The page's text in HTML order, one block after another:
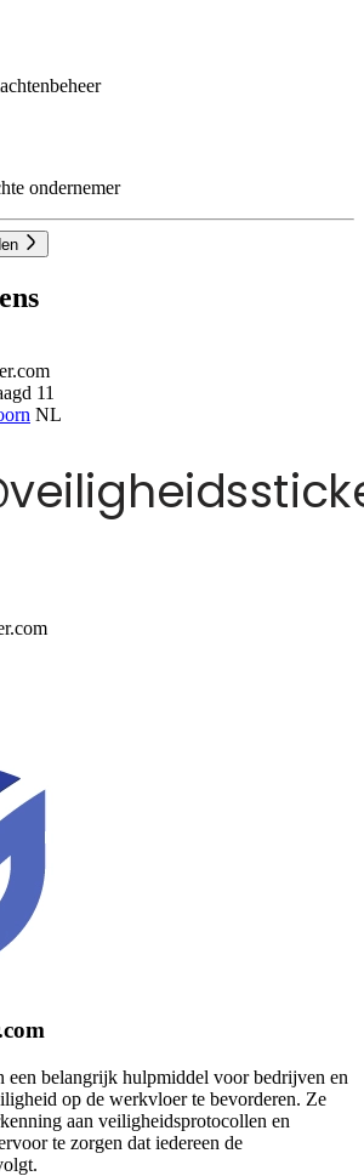
ondernemer
11
NL
een belangrijk hulpmiddel voor bedrijven en
op de werkvloer te bevorderen. Ze
aan veiligheidsprotocollen en
te zorgen dat iedereen de